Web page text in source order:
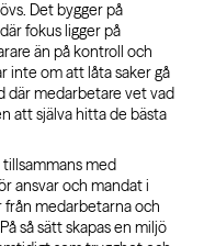
Det bygger på
fokus ligger på
än på kontroll och
inte om att låta saker gå
där medarbetare vet vad
att själva hitta de bästa
med
ansvar och mandat i
medarbetarna och
så sätt skapas en miljö